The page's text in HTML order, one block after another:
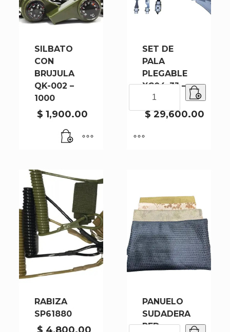
SILBATO
CON
BRUJULA
QK-002 –
1000
$ 1,900.00
SET DE
PALA
PLEGABLE
XC04-3J –
50
$29,600.00
PALA
XC04-
RABIZA
SP61880
$ 4,800.00
PANUELO
SUDADERA
RED